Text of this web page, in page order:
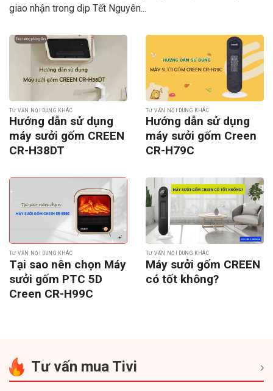
giao nhận trong dịp Tết Nguyên...
TƯ VẤN NỘI DUNG KHÁC
Hướng dẫn sử dụng
máy sưởi gốm CREEN
CR-H38DT
TƯ VẤN NỘI DUNG KHÁC
Hướng dẫn sử dụng
máy sưởi gốm Creen
CR-H79C
TƯ VẤN NỘI DUNG KHÁC
Tại sao nên chọn Máy
sưởi gốm PTC 5D
Creen CR-H99C
TƯ VẤN NỘI DUNG KHÁC
Máy sưởi gốm CREEN
có tốt không?
Tư vấn mua Tivi